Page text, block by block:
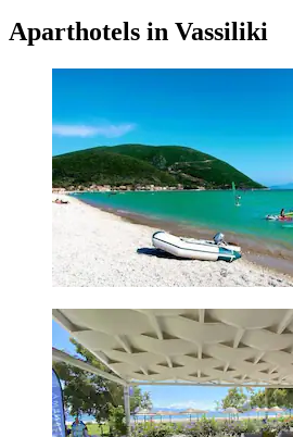
Aparthotels in Vassiliki